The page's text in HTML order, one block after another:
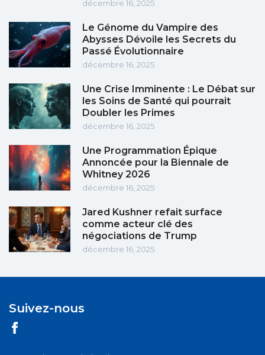
décembre 16, 2025
Le Génome du Vampire des
Abysses Dévoile les Secrets du
Passé Évolutionnaire
décembre 16, 2025
Une Crise Imminente : Le Débat sur
les Soins de Santé qui pourrait
Doubler les Primes
décembre 16, 2025
Une Programmation Épique
Annoncée pour la Biennale de
Whitney 2026
décembre 16, 2025
Jared Kushner refait surface
comme acteur clé des
négociations de Trump
décembre 16, 2025
Suivez-nous